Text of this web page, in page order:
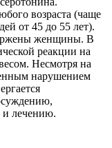
возраста (чаще
от 45 до 55 лет).
женщины. В
реакции на
Несмотря на
нарушением
лечению.